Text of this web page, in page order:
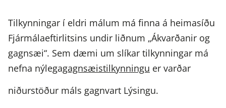
Tilkynningar í eldri málum má finna á heimasíðu
Fjármálaeftirlitsins undir liðnum „Ákvarðanir og
gagnsæi“. Sem dæmi um slíkar tilkynningar má
nefna nýlegagagnsæistilkynningu er varðar
niðurstöður máls gagnvart Lýsingu.